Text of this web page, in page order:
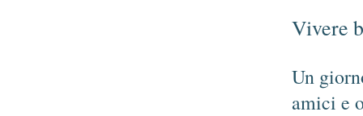
Vivere
Un
amici e